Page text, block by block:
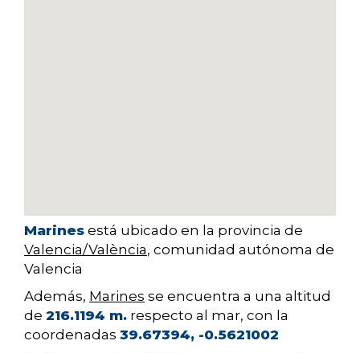
Marines está ubicado en la provincia de
Valencia/València, comunidad autónoma de
Valencia
Además, Marines se encuentra a una altitud
de 216.1194 m. respecto al mar, con la
coordenadas 39.67394, -0.5621002